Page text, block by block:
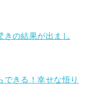
きの結果が出まし
きる！幸せな悟り